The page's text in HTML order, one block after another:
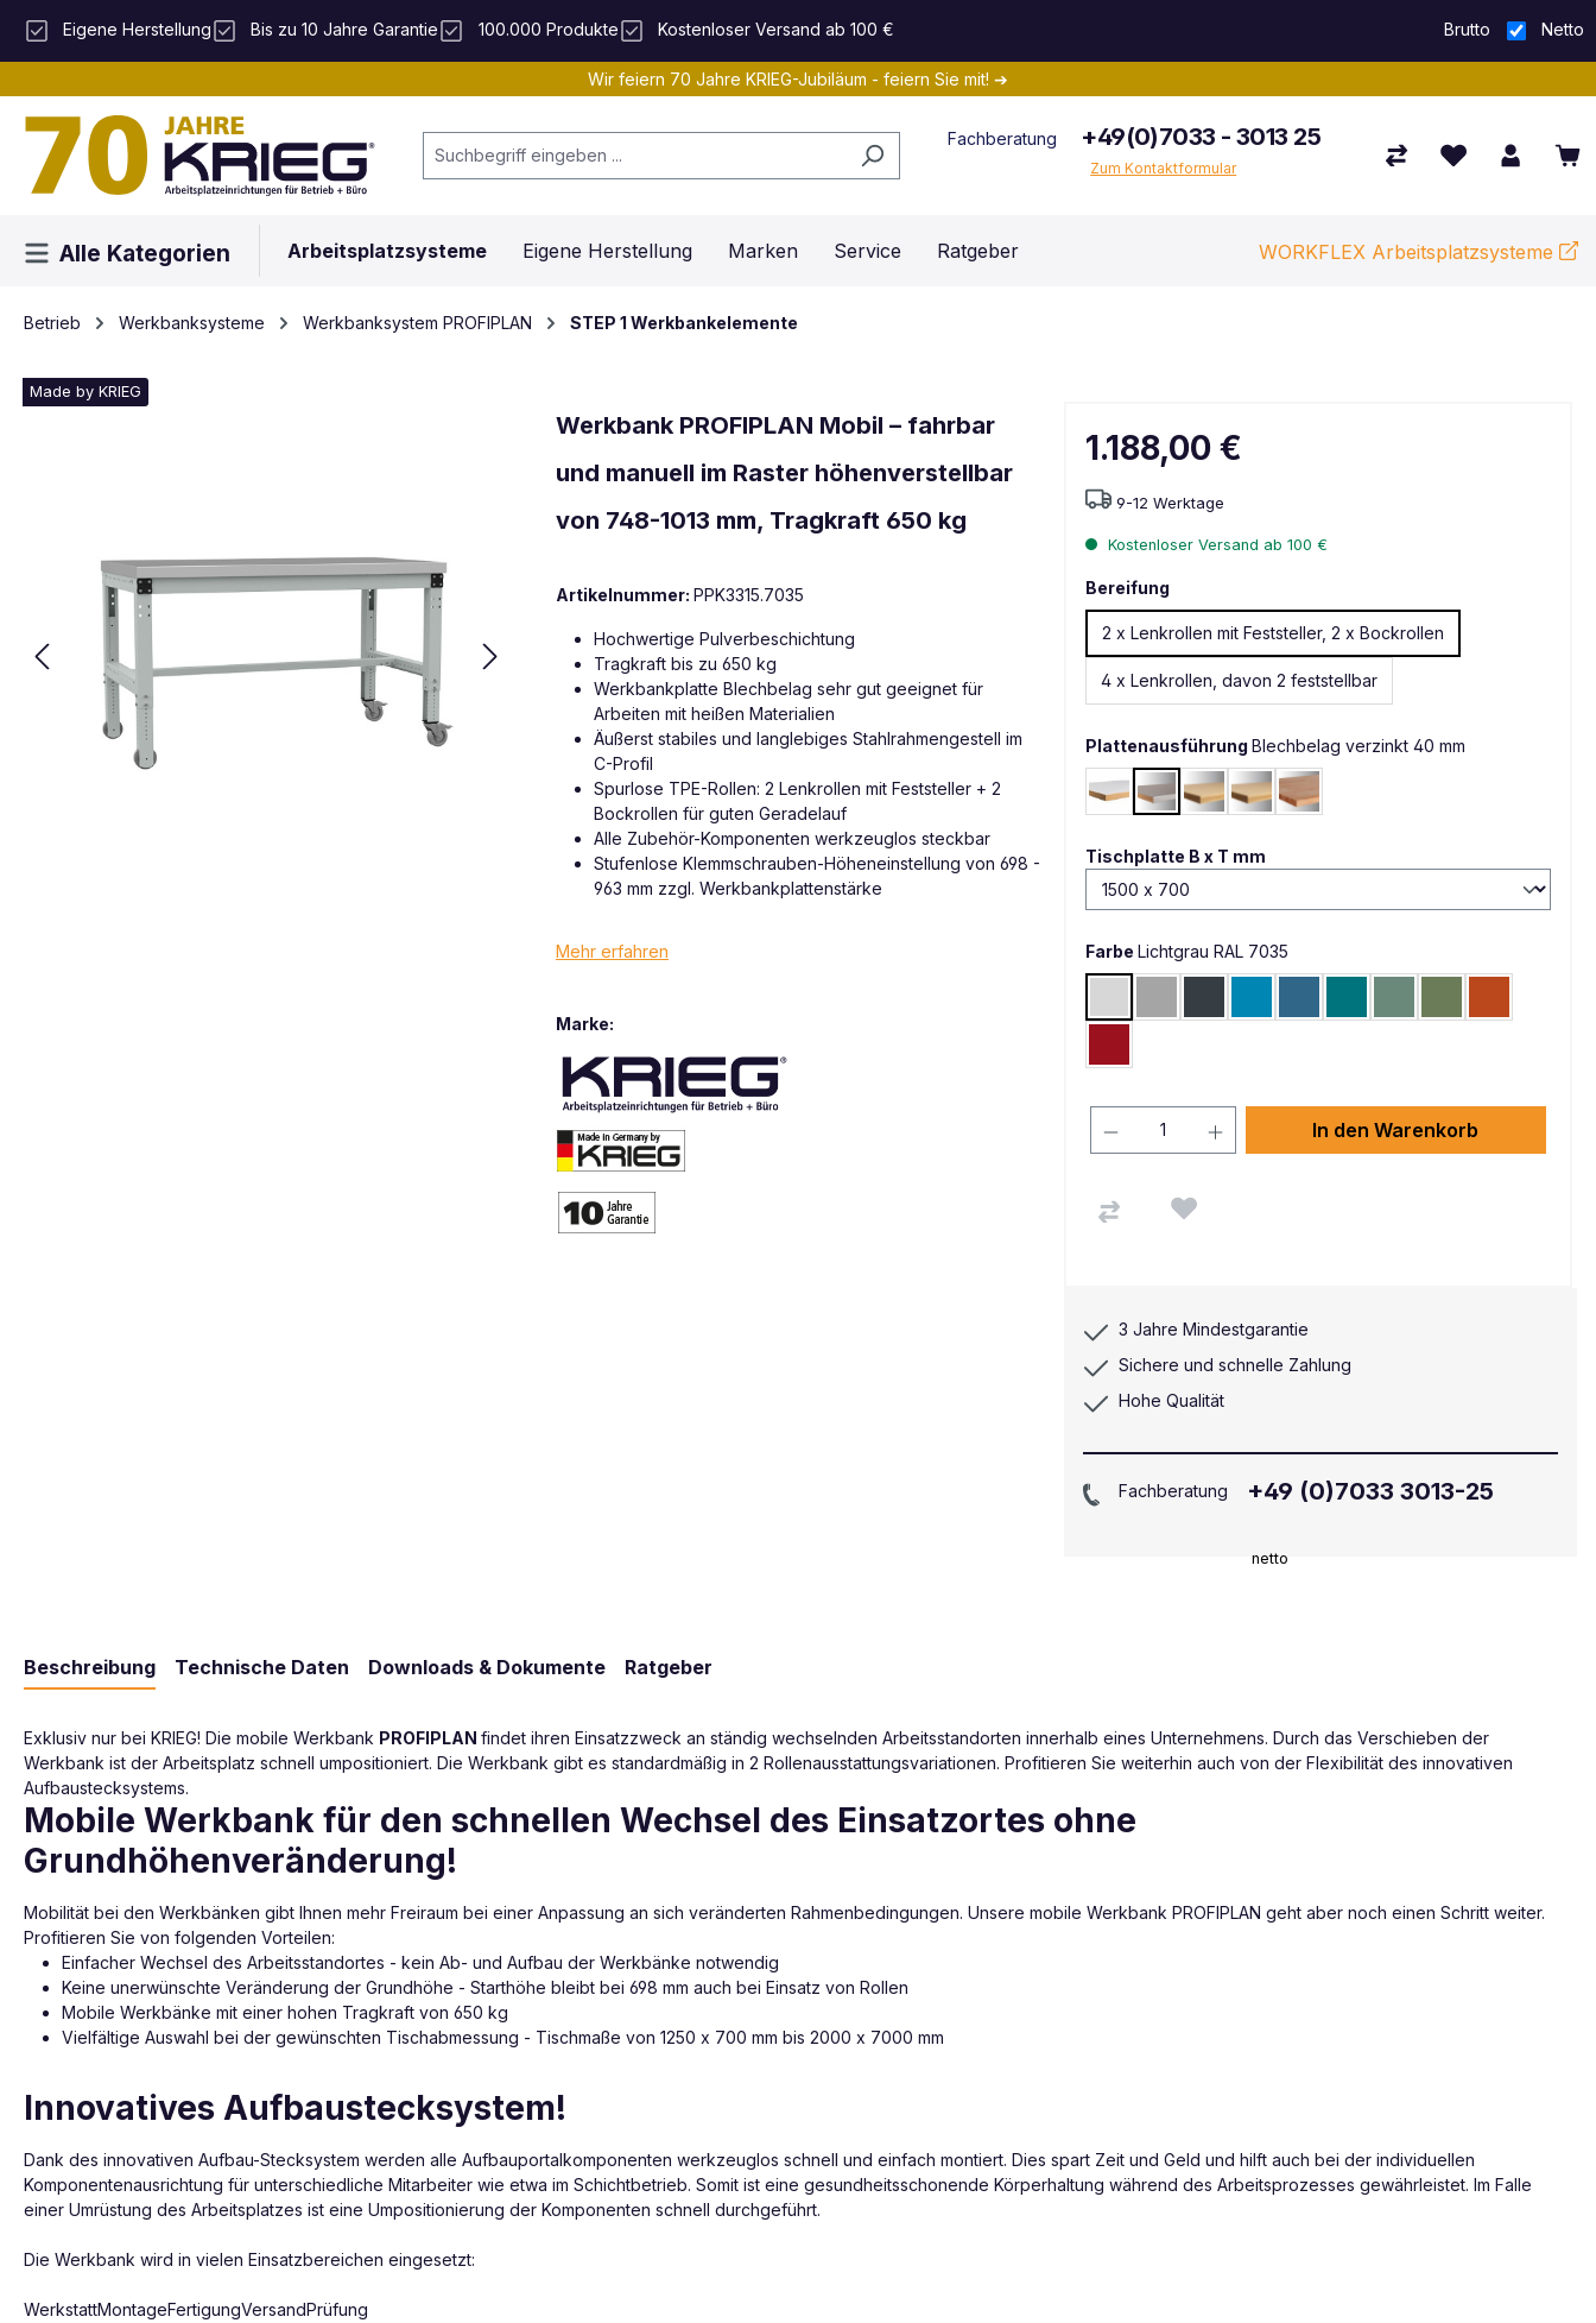
Hauptinhalt springen
Zur Suche springen
Zur Hauptnavigation springen
Eigene Herstellung Bis zu 10 Jahre Garantie 100.000 Produkte Kostenloser Versand ab 100 € Brutto Netto
Wir feiern 70 Jahre KRIEG-Jubiläum - feiern Sie mit! ➔
Fachberatung +49(0)7033 - 3013 25
Zum Kontaktformular
Alle Kategorien Arbeitsplatzsysteme Eigene Herstellung Marken Service Ratgeber WORKFLEX Arbeitsplatzsysteme
Betrieb Werkbanksysteme Werkbanksystem PROFIPLAN STEP 1 Werkbankelemente
Made by KRIEG
Werkbank PROFIPLAN Mobil – fahrbar
und manuell im Raster höhenverstellbar
von 748-1013 mm, Tragkraft 650 kg
Artikelnummer: PPK3315.7035
Hochwertige Pulverbeschichtung
Tragkraft bis zu 650 kg
Werkbankplatte Blechbelag sehr gut geeignet für
Arbeiten mit heißen Materialien
Äußerst stabiles und langlebiges Stahlrahmengestell im
C-Profil
Spurlose TPE-Rollen: 2 Lenkrollen mit Feststeller + 2
Bockrollen für guten Geradelauf
Alle Zubehör-Komponenten werkzeuglos steckbar
Stufenlose Klemmschrauben-Höheneinstellung von 698 -
963 mm zzgl. Werkbankplattenstärke
Mehr erfahren
Marke:
1.188,00 €
netto
9-12 Werktage
Kostenloser Versand ab 100 €
Bereifung
2 x Lenkrollen mit Feststeller, 2 x Bockrollen
4 x Lenkrollen, davon 2 feststellbar
Plattenausführung Blechbelag verzinkt 40 mm
Kunststoff lichtgrau 40 mm
Blechbelag verzinkt 40 mm
Multiplex geölt 40 mm
Multiplex geölt 50 mm
Buche massiv 40 mm
Tischplatte B x T mm
Farbe Lichtgrau RAL 7035
In den Warenkorb
3 Jahre Mindestgarantie
Sichere und schnelle Zahlung
Hohe Qualität
Fachberatung +49 (0)7033 3013-25
Beschreibung Technische Daten Downloads & Dokumente Ratgeber
Exklusiv nur bei KRIEG! Die mobile Werkbank PROFIPLAN findet ihren Einsatzzweck an ständig wechselnden Arbeitsstandorten innerhalb eines Unternehmens. Durch das Verschieben der
Werkbank ist der Arbeitsplatz schnell umpositioniert. Die Werkbank gibt es standardmäßig in 2 Rollenausstattungsvariationen. Profitieren Sie weiterhin auch von der Flexibilität des innovativen
Aufbaustecksystems.
Mobile Werkbank für den schnellen Wechsel des Einsatzortes ohne
Grundhöhenveränderung!
Mobilität bei den Werkbänken gibt Ihnen mehr Freiraum bei einer Anpassung an sich veränderten Rahmenbedingungen. Unsere mobile Werkbank PROFIPLAN geht aber noch einen Schritt weiter.
Profitieren Sie von folgenden Vorteilen:
Einfacher Wechsel des Arbeitsstandortes - kein Ab- und Aufbau der Werkbänke notwendig
Keine unerwünschte Veränderung der Grundhöhe - Starthöhe bleibt bei 698 mm auch bei Einsatz von Rollen
Mobile Werkbänke mit einer hohen Tragkraft von 650 kg
Vielfältige Auswahl bei der gewünschten Tischabmessung - Tischmaße von 1250 x 700 mm bis 2000 x 7000 mm
Innovatives Aufbaustecksystem!
Dank des innovativen Aufbau-Stecksystem werden alle Aufbauportalkomponenten werkzeuglos schnell und einfach montiert. Dies spart Zeit und Geld und hilft auch bei der individuellen
Komponentenausrichtung für unterschiedliche Mitarbeiter wie etwa im Schichtbetrieb. Somit ist eine gesundheitsschonende Körperhaltung während des Arbeitsprozesses gewährleistet. Im Falle
einer Umrüstung des Arbeitsplatzes ist eine Umpositionierung der Komponenten schnell durchgeführt.
Die Werkbank wird in vielen Einsatzbereichen eingesetzt:
WerkstattMontageFertigungVersandPrüfung